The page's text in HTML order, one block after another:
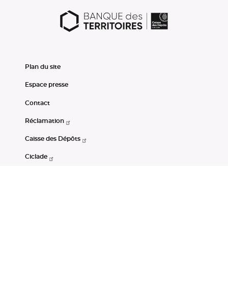
Plan du site
Espace presse
Contact
Réclamation
Caisse des Dépôts
Ciclade